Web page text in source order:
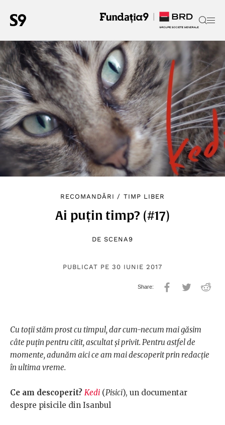
RECOMANDĂRI / TIMP LIBER
Ai puțin timp? (#17)
DE SCENA9
PUBLICAT PE 30 IUNIE 2017
Cu toții stăm prost cu timpul, dar cum-necum mai găsim
câte puțin pentru citit, ascultat și privit. Pentru astfel de
momente, adunăm aici ce am mai descoperit prin redacție
în ultima vreme.
Ce am descoperit? Kedi (Pisici), un documentar
despre pisicile din Isanbul